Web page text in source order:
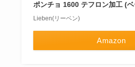
ポンチョ 1600 テフロン加工 (
Lieben(リーベン)
Amazon